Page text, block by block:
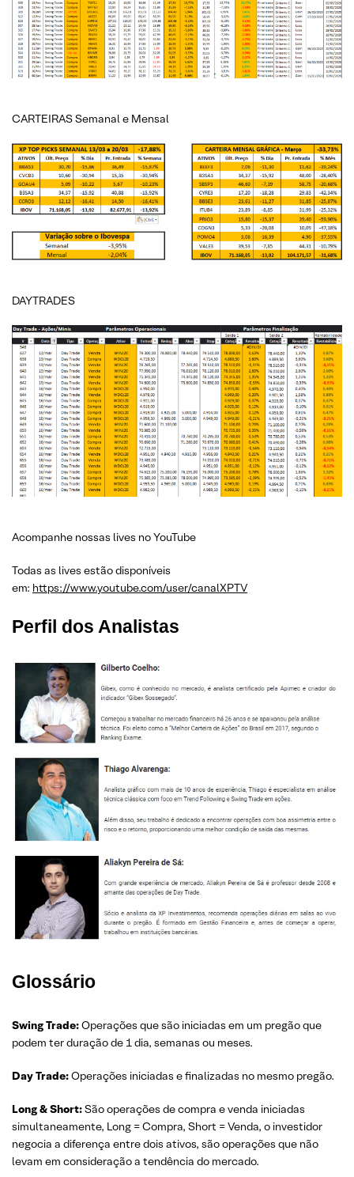
CARTEIRAS Semanal e Mensal
DAYTRADES
Acompanhe nossas lives no YouTube
Todas as lives estão disponíveis
em: https://www.youtube.com/user/canalXPTV
Perfil dos Analistas
Glossário
Swing Trade:Operações que são iniciadas em um pregão que
podem ter duração de 1 dia, semanas ou meses.
Day Trade:Operações iniciadas e finalizadas no mesmo pregão.
Long & Short:São operações de compra e venda iniciadas
simultaneamente, Long = Compra, Short = Venda, o investidor
negocia a diferença entre dois ativos, são operações que não
levam em consideração a tendência do mercado.